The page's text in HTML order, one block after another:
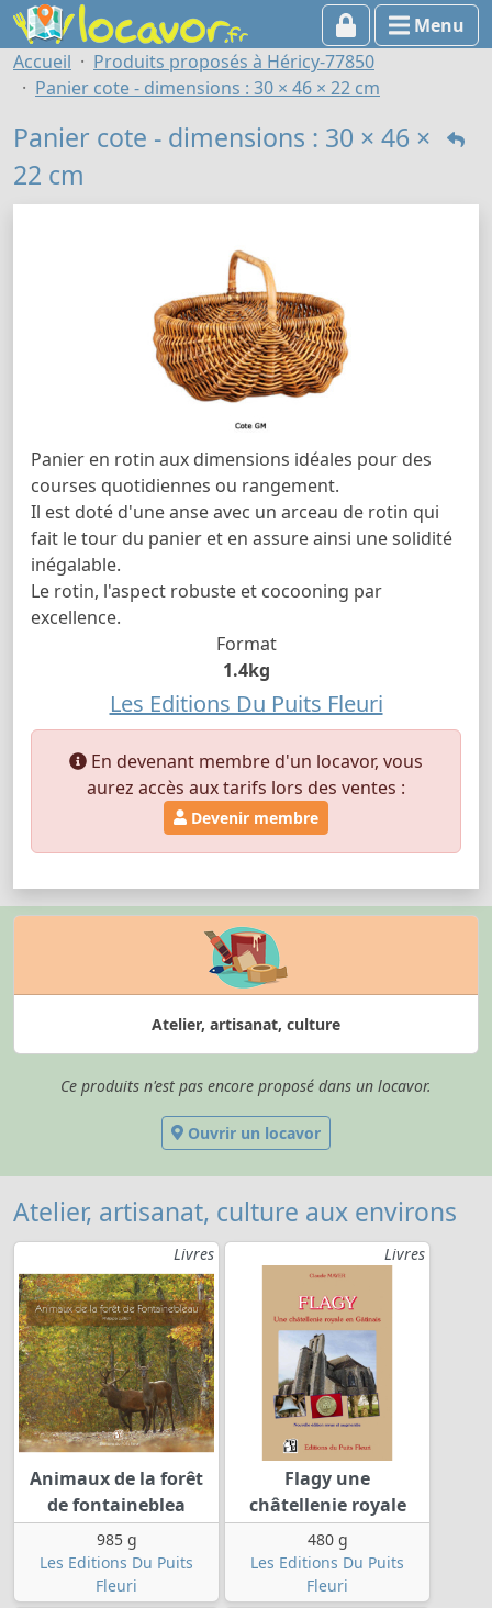
Menu
Accueil
Produits proposés à Héricy-77850
Panier cote - dimensions : 30 × 46 × 22 cm
Panier cote - dimensions : 30 × 46 ×
22 cm
Panier en rotin aux dimensions idéales pour des
courses quotidiennes ou rangement.
Il est doté d'une anse avec un arceau de rotin qui
fait le tour du panier et en assure ainsi une solidité
inégalable.
Le rotin, l'aspect robuste et cocooning par
excellence.
Format
1.4kg
Les Editions Du Puits Fleuri
En devenant membre d'un locavor, vous
aurez accès aux tarifs lors des ventes :
Devenir membre
Atelier, artisanat, culture
Ce produits n'est pas encore proposé dans un locavor.
Ouvrir un locavor
Atelier, artisanat, culture aux environs
Livres
Animaux de la forêt
de fontaineblea
985 g
Les Editions Du Puits
Fleuri
Livres
Flagy une
châtellenie royale
480 g
Les Editions Du Puits
Fleuri